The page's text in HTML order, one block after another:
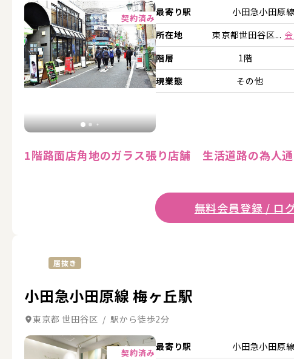
契約済み
詳細を見る
最寄り駅 小田急小田原線
所在地
東京都世田谷区...
階層
1階
現業態
その他
1階路面店角地のガラス張り店舗 生活道路の為人
無料会員登録 / ロ
居抜き
小田急小田原線 梅ヶ丘駅
東京都 世田谷区 / 駅から徒歩2分
契約済み
詳細を見る
最寄り駅 小田急小田原線